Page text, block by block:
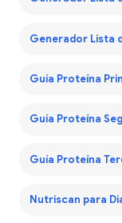
Generador Lista
Guía Proteína
Guía Proteína
Guía Proteína
Nutriscan para